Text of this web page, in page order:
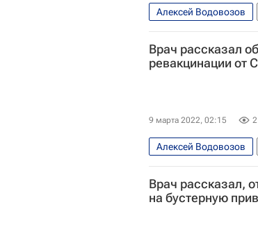
Алексей Водовозов
Врач рассказал
ревакцинации от
9 марта 2022, 02:15
Алексей Водовозов
Коронавирус COVID-
Врач рассказал,
на бустерную